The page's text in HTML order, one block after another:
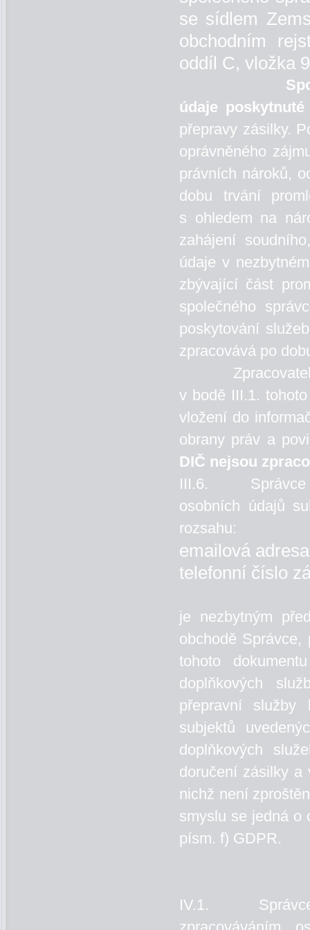
se sídlem
obchodním
oddíl C, vložka
Společný
údaje
přepravy zásilky.
oprávněného
právních nároků,
dobu trvání
s ohledem na
zahájení
údaje v
zbývající část
společného
poskytování
zpracovává po
Zpracovatel
v bodě III.1.
vložení do
obrany práv a
DIČ nejsou
III.6. Správce
osobních údajů
rozsahu:
emailová
telefonní číslo
je nezbytným
obchodě Správce,
tohoto
doplňkových
přepravní služby
subjektů
doplňkových
doručení zásilky a
nichž není
smyslu se jedná o
písm. f) GDPR.
IV.1. Správce